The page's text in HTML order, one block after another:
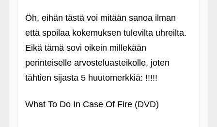
Öh, eihän tästä voi mitään sanoa ilman
että spoilaa kokemuksen tulevilta uhreilta.
Eikä tämä sovi oikein millekään
perinteiselle arvosteluasteikolle, joten
tähtien sijasta 5 huutomerkkiä: !!!!!
What To Do In Case Of Fire (DVD)